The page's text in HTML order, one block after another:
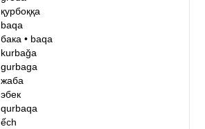
қурбоққа
baqa
бака• baqa
kurbağa
gurbaga
жаба
эбек
qurbaqa
ếch